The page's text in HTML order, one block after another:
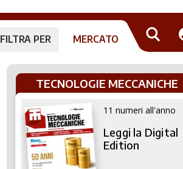
FILTRA PER MERCATO
TECNOLOGIE MECCANICHE
11 numeri all'anno
Leggi la Digital
Edition